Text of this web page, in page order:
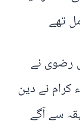
تھے
رضوی نے
کرام نے دین
سے آگے